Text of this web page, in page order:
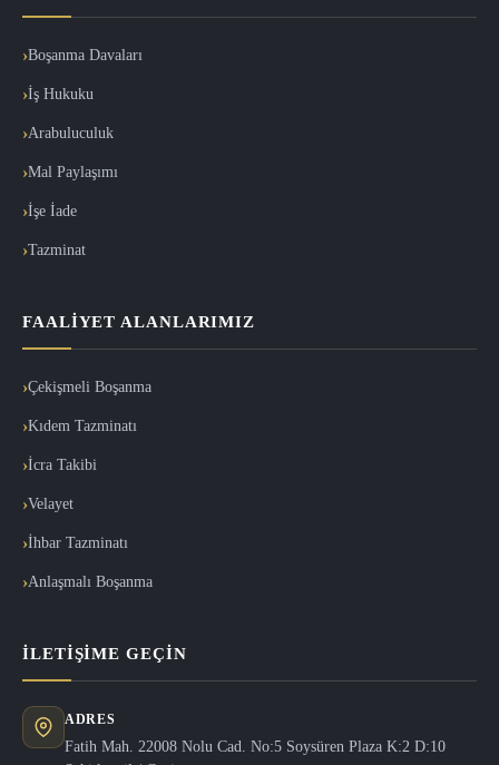
Boşanma Davaları
İş Hukuku
Arabuluculuk
Mal Paylaşımı
İşe İade
Tazminat
FAALIYET ALANLARIMIZ
Çekişmeli Boşanma
Kıdem Tazminatı
İcra Takibi
Velayet
İhbar Tazminatı
Anlaşmalı Boşanma
İLETIŞIME GEÇIN
ADRES
Fatih Mah. 22008 Nolu Cad. No:5 Soysüren Plaza K:2 D:10